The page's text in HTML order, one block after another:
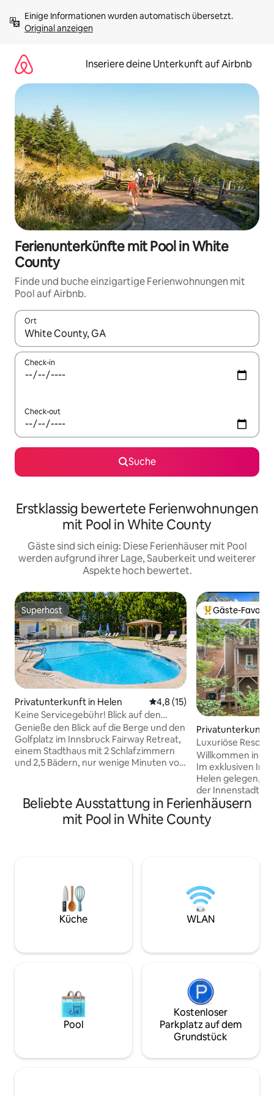
Inhalten
springenOriginal anzeigen
Inseriere deine Unterkunft auf Airbnb
Ferienunterkünfte mit Pool in White
County
Finde und buche einzigartige Ferienwohnungen mit
Pool auf Airbnb.
Ort
Wenn Ergebnisse verfügbar sind, navigiere mit den
Check-in
Check-out
Suche
Erstklassig bewertete Ferienwohnungen
mit Pool in White County
Gäste sind sich einig: Diese Ferienhäuser mit Pool
werden aufgrund ihrer Lage, Sauberkeit und weiterer
Aspekte hoch bewertet.
Superhost
Superhost
Privatunterkunft in Helen Durchschnittliche
4,8 (15)
Keine Servicegebühr! Blick auf den
Golfplatz in Helen mit Zugang zum Pool!
Genieße den Blick auf die Berge und den
Golfplatz im Innsbruck Fairway Retreat,
einem Stadthaus mit 2 Schlafzimmern
und 2,5 Bädern, nur wenige Minuten von
einem Schlafzimmer mit Queensize-
Bett und einem Schlafsofa. Entspanne
dich auf der privaten Veranda, koche in
Tennisplätze, und weniger als 1,6 km von
Tubing, dem Wasserpark und dem
Hardman Trail entfernt – perfekt für
Paare, Familien oder Freunde.
Beliebter Gäste-
Gäste-Favorit
Privatunterkunft
Luxuriöse
Helen/2 Meilen
Stadt/Aussicht/
Willkommen in
Im exklusiven
Helen gelegen,
der Innenstadt
in der Nähe der
Veranstaltungen
Helen bist, aber
lokalen Weins
Veranda,
einer der 3
ein. Dieses
für alle!
Beliebte Ausstattung in Ferienhäusern
mit Pool in White County
Küche WLAN
Pool
Kostenloser
Parkplatz auf dem
Grundstück